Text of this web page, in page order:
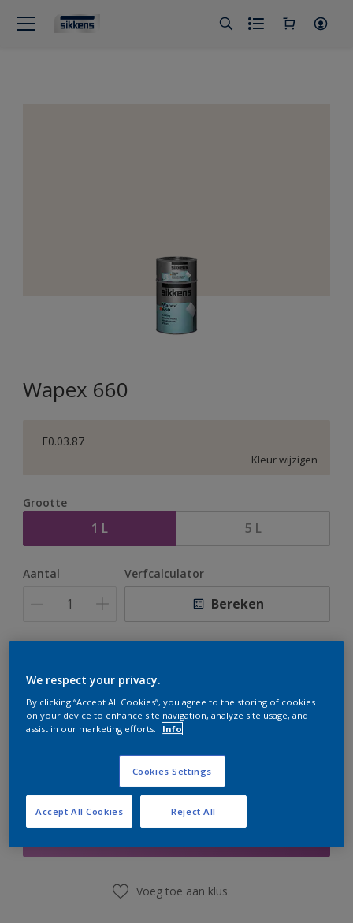
Wapex 660
F0.03.87
Kleur wijzigen
Grootte
1 L 5 L
Aantal Verfcalculator
Bereken
te bestellen. Houd de website in de gaten, we werken
Boodschappenlijst
Voeg toe aan klus
We respect your privacy.
By clicking “Accept All Cookies”, you agree to the storing of cookies
on your device to enhance site navigation, analyze site usage, and
assist in our marketing efforts.
Info
Cookies Settings
Reject All
Accept All Cookies